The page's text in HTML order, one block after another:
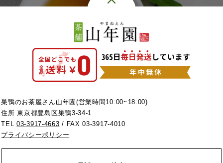
巣鴨のお茶屋さん山年園(営業時間10:00~18:00)
住所 東京都豊島区巣鴨3-34-1
TEL03-3917-4663 / FAX 03-3917-4010
プライバシーポリシー